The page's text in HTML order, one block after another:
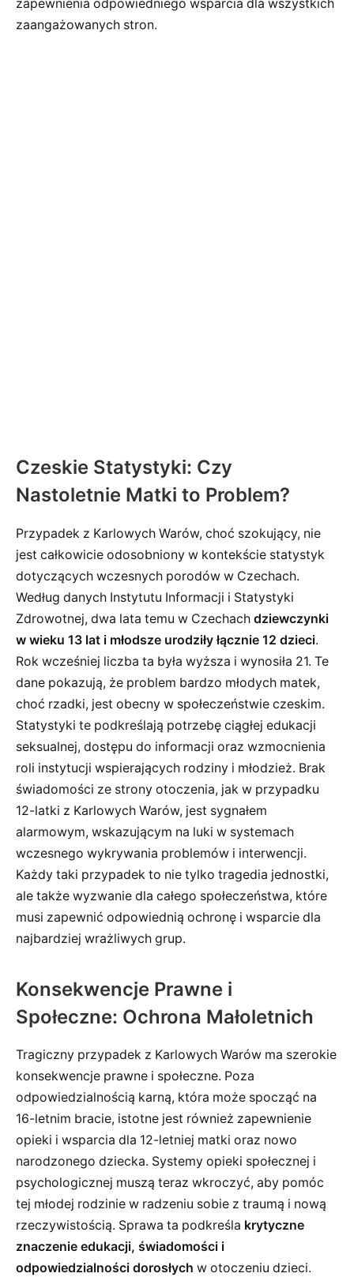
zapewnienia odpowiedniego wsparcia dla wszystkich
zaangażowanych stron.
Czeskie Statystyki: Czy
Nastoletnie Matki to Problem?
Przypadek z Karlowych Warów, choć szokujący, nie
jest całkowicie odosobniony w kontekście statystyk
dotyczących wczesnych porodów w Czechach.
Według danych Instytutu Informacji i Statystyki
Zdrowotnej, dwa lata temu w Czechach dziewczynki
w wieku 13 lat i młodsze urodziły łącznie 12 dzieci.
Rok wcześniej liczba ta była wyższa i wynosiła 21. Te
dane pokazują, że problem bardzo młodych matek,
choć rzadki, jest obecny w społeczeństwie czeskim.
Statystyki te podkreślają potrzebę ciągłej edukacji
seksualnej, dostępu do informacji oraz wzmocnienia
roli instytucji wspierających rodziny i młodzież. Brak
świadomości ze strony otoczenia, jak w przypadku
12-latki z Karlowych Warów, jest sygnałem
alarmowym, wskazującym na luki w systemach
wczesnego wykrywania problemów i interwencji.
Każdy taki przypadek to nie tylko tragedia jednostki,
ale także wyzwanie dla całego społeczeństwa, które
musi zapewnić odpowiednią ochronę i wsparcie dla
najbardziej wrażliwych grup.
Konsekwencje Prawne i
Społeczne: Ochrona Małoletnich
Tragiczny przypadek z Karlowych Warów ma szerokie
konsekwencje prawne i społeczne. Poza
odpowiedzialnością karną, która może spocząć na
16-letnim bracie, istotne jest również zapewnienie
opieki i wsparcia dla 12-letniej matki oraz nowo
narodzonego dziecka. Systemy opieki społecznej i
psychologicznej muszą teraz wkroczyć, aby pomóc
tej młodej rodzinie w radzeniu sobie z traumą i nową
rzeczywistością. Sprawa ta podkreśla krytyczne
znaczenie edukacji, świadomości i
odpowiedzialności dorosłych w otoczeniu dzieci.